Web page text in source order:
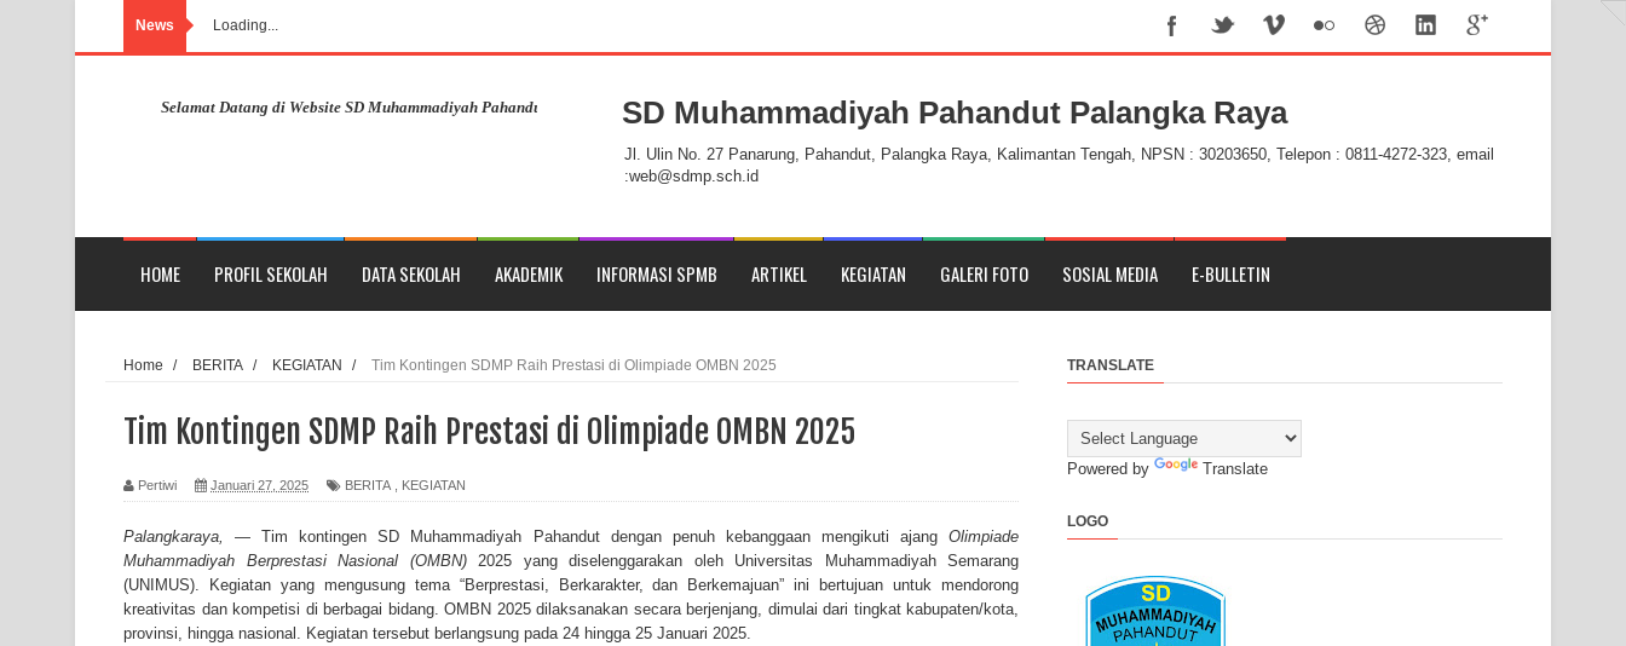
News Loading...
Selamat Datang di Website SD Muhammadiyah Pahandut Palangka Raya SD Muhammadiyah Pahandut Palangka Raya
Jl. Ulin No. 27 Panarung, Pahandut, Palangka Raya, Kalimantan Tengah, NPSN : 30203650, Telepon : 0811-4272-323, email
:web@sdmp.sch.id
HOME PROFIL SEKOLAH DATA SEKOLAH AKADEMIK INFORMASI SPMB ARTIKEL KEGIATAN GALERI FOTO SOSIAL MEDIA E-BULLETIN
Home / BERITA / KEGIATAN / Tim Kontingen SDMP Raih Prestasi di Olimpiade OMBN 2025
Tim Kontingen SDMP Raih Prestasi di Olimpiade OMBN 2025
Pertiwi Januari 27, 2025 BERITA KEGIATAN
Palangkaraya,— Tim kontingen SD Muhammadiyah Pahandut dengan penuh kebanggaan mengikuti ajangOlimpiade
Muhammadiyah Berprestasi Nasional (OMBN)2025 yang diselenggarakan oleh Universitas Muhammadiyah Semarang
(UNIMUS). Kegiatan yang mengusung tema “Berprestasi, Berkarakter, dan Berkemajuan” ini bertujuan untuk mendorong
kreativitas dan kompetisi di berbagai bidang. OMBN 2025 dilaksanakan secara berjenjang, dimulai dari tingkat kabupaten/kota,
provinsi, hingga nasional. Kegiatan tersebut berlangsung pada 24 hingga 25 Januari 2025.
TRANSLATE
Powered by Translate
LOGO